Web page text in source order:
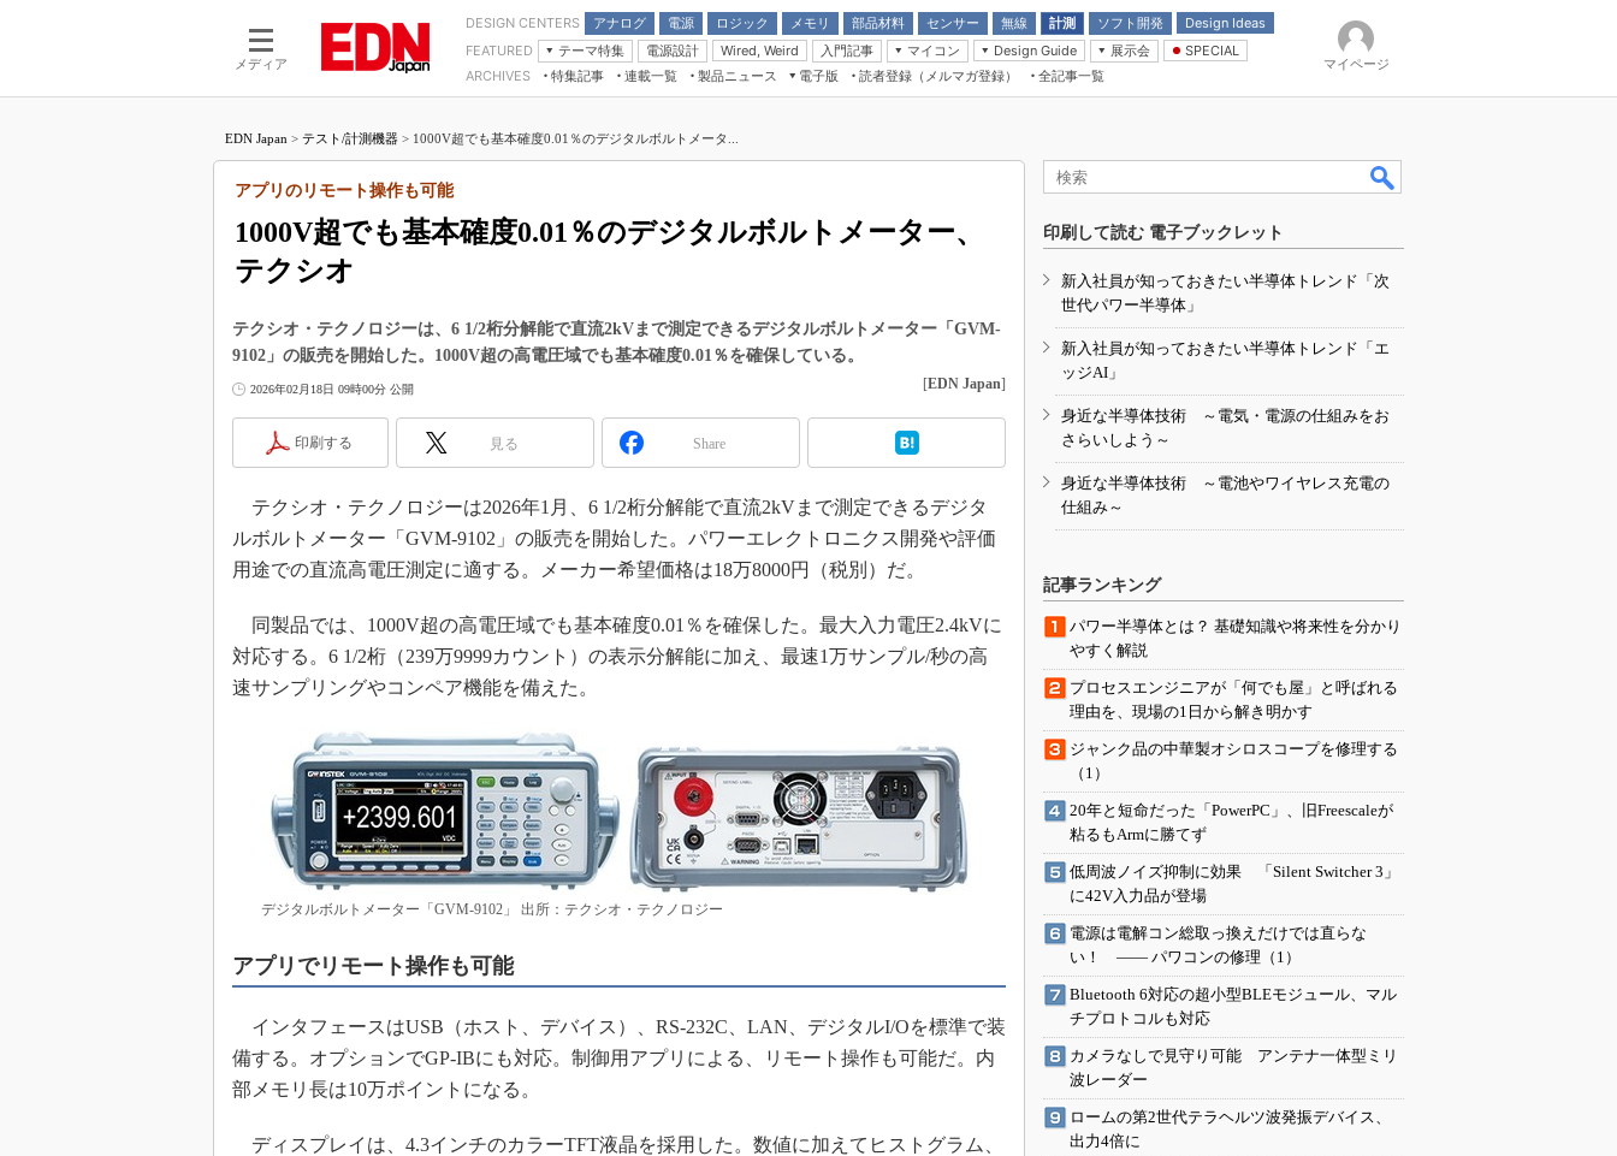
メディア
DESIGN CENTERS アナログ
電源
モーター
ロジック
LSI
メモリ
部品材料
受動部品
センサー 無線 計測 ソフト開発
Design Ideas
アナログ機能回路
計測とテスト
Wired, Weird
FEATURED
テーマ特集
つながるクルマ
エレクトロニクス入門
5G（EE Times Japan）
製品解剖（EE Times Japan）
電源設計 Wired, Weird
入門記事
モーター入門
マイコン
マイコン講座
Design Guide
計測機器
展示会
CEATEC
組込み/エッジコンピューティング展
人とくるま展
SPECIAL
Microchip情報
ARCHIVES 特集記事
連載一覧
マイクロプロセッサ懐古録
中堅技術者に贈る電子部品“徹底”活
用講座
たった2つの式で始めるDC/DCコン
バーターの設計
Wired, Weird
マイコン講座
Q&Aで学ぶマイコン講座
高速シリアル伝送技術講座
アナログ設計のきほん／ADCとノイ
ズ編
めざせ高効率！ モーター駆動入門講
Bluetooth mesh入門
「SPICEの仕組みとその活用設計」
最新記事一覧
USB Type-Cの登場で評価試験はど
う変わる？
IoT時代の無線規格を知る【Thread
編】
IoT時代の無線規格を知る【Z-Wave
編】
製品ニュース
電子版
電子ブックレット
読者登録（メルマガ登録） 全記事一覧
マイページ
EDN Japan > テスト/計測機器 > 1000V超でも基本確度0.01％のデジタルボルトメータ...
1000V超でも基本確度0.01％のデジタルボルトメーター、
テクシオ
アプリのリモート操作も可能
テクシオ・テクノロジーは、6 1/2桁分解能で直流2kVまで測定できるデジタルボルトメーター「GVM-
9102」の販売を開始した。1000V超の高電圧域でも基本確度0.01％を確保している。
2026年02月18日 09時00分 公開 [EDN Japan]
印刷する 見る Share
テクシオ・テクノロジーは2026年1月、6 1/2桁分解能で直流2kVまで測定できるデジタ
ルボルトメーター「GVM-9102」の販売を開始した。パワーエレクトロニクス開発や評価
用途での直流高電圧測定に適する。メーカー希望価格は18万8000円（税別）だ。
同製品では、1000V超の高電圧域でも基本確度0.01％を確保した。最大入力電圧2.4kVに
対応する。6 1/2桁（239万9999カウント）の表示分解能に加え、最速1万サンプル/秒の高
速サンプリングやコンペア機能を備えた。
デジタルボルトメーター「GVM-9102」 出所：テクシオ・テクノロジー
アプリでリモート操作も可能
インタフェースはUSB（ホスト、デバイス）、RS-232C、LAN、デジタルI/Oを標準で装
備する。オプションでGP-IBにも対応。制御用アプリによる、リモート操作も可能だ。内
部メモリ長は10万ポイントになる。
ディスプレイは、4.3インチのカラーTFT液晶を採用した。数値に加えてヒストグラム、
印刷して読む 電子ブックレット
新入社員が知っておきたい半導体トレンド「次
世代パワー半導体」
新入社員が知っておきたい半導体トレンド「エ
ッジAI」
身近な半導体技術 ～電気・電源の仕組みをお
さらいしよう～
身近な半導体技術 ～電池やワイヤレス充電の
仕組み～
記事ランキング
パワー半導体とは？ 基礎知識や将来性を分かり
やすく解説
プロセスエンジニアが「何でも屋」と呼ばれる
理由を、現場の1日から解き明かす
ジャンク品の中華製オシロスコープを修理する
（1）
20年と短命だった「PowerPC」、旧Freescaleが
粘るもArmに勝てず
低周波ノイズ抑制に効果 「Silent Switcher 3」
に42V入力品が登場
電源は電解コン総取っ換えだけでは直らな
い！ ―― パワコンの修理（1）
Bluetooth 6対応の超小型BLEモジュール、マル
チプロトコルも対応
カメラなしで見守り可能 アンテナ一体型ミリ
波レーダー
ロームの第2世代テラヘルツ波発振デバイス、
出力4倍に